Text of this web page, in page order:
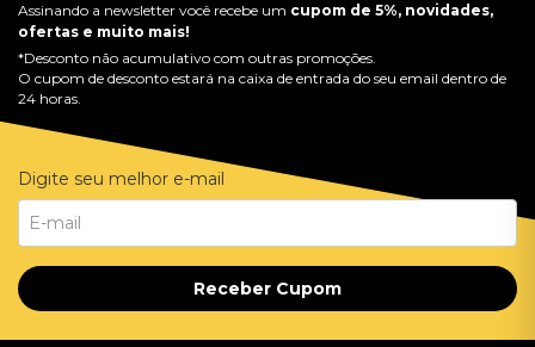
Assinando a newsletter você recebe um cupom de 5%, novidades,
ofertas e muito mais!
*Desconto não acumulativo com outras promoções.
O cupom de desconto estará na caixa de entrada do seu email dentro de
24 horas.
Digite seu melhor e-mail
Receber Cupom